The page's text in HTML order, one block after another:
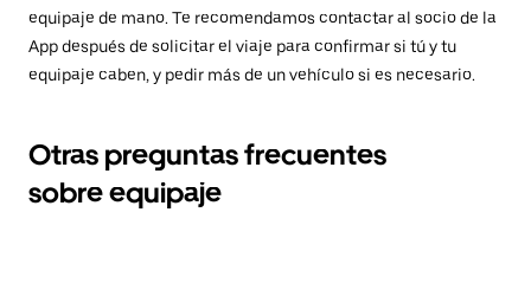
equipaje de mano. Te recomendamos contactar al socio de la
App después de solicitar el viaje para confirmar si tú y tu
equipaje caben, y pedir más de un vehículo si es necesario.
Otras preguntas frecuentes
sobre equipaje